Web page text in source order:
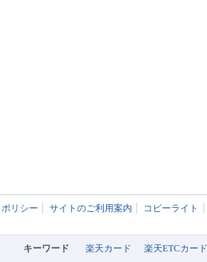
リシー サイトのご利用案内 コピーライト
キーワード 楽天カード 楽天ETCカード